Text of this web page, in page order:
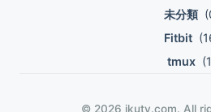
未分類
Fitbit
tmux
© 2026 ikuty.com. All